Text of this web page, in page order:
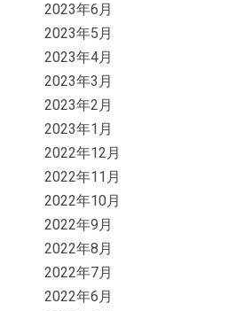
2023年6月
2023年5月
2023年4月
2023年3月
2023年2月
2023年1月
2022年12月
2022年11月
2022年10月
2022年9月
2022年8月
2022年7月
2022年6月